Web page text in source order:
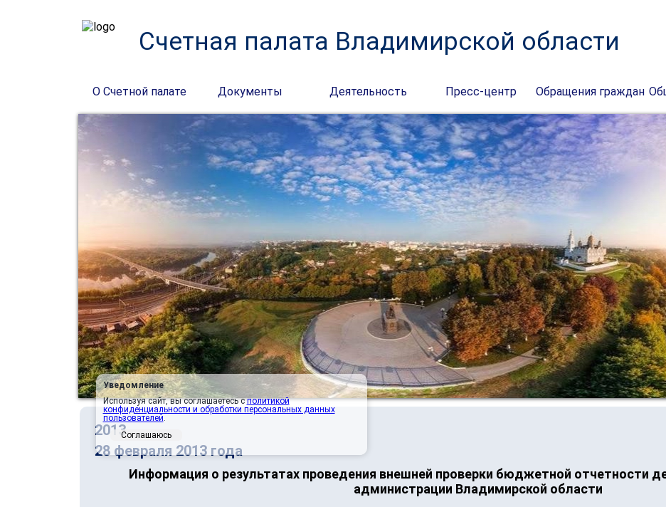
Счетная палата Владимирской области
О Счетной палате Документы Деятельность Пресс-центр Обращения граждан
2013
28 февраля 2013 года
Информация о результатах проведения внешней проверки бюджетной отчетности
администрации Владимирской области
Уведомление
Используя сайт, вы соглашаетесь сполитикой
конфиденциальности и обработки персональных данных
пользователей.
Соглашаюсь